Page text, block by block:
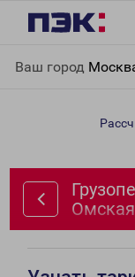
Ваш город
Омская область